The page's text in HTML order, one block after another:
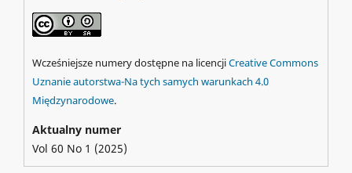
Wcześniejsze numery dostępne na licencjiCreative Commons
Uznanie autorstwa-Na tych samych warunkach 4.0
Międzynarodowe.
Aktualny numer
Vol 60 No 1 (2025)